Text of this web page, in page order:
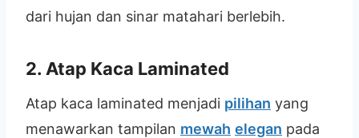
dari hujan dan sinar matahari berlebih.
2. Atap Kaca Laminated
Atap kaca laminated menjadi pilihan yang
menawarkan tampilan mewah elegan pada